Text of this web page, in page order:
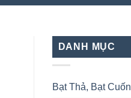
DANH MỤC
Bạt Thả, Bạt Cuốn